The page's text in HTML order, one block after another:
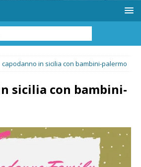
capodanno in sicilia con bambini-palermo
sicilia con bambini-